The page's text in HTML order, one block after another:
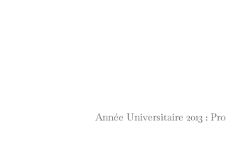
Année Universitaire 2013 :